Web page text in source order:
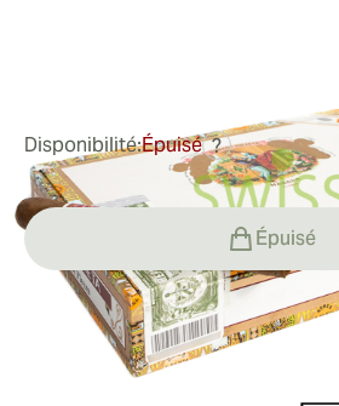
Disponibilité:Épuisé ?
Épuisé
Vous avez des questions ?